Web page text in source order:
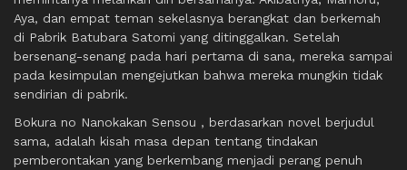
Aya, dan empat teman sekelasnya berangkat dan berkemah
di Pabrik Batubara Satomi yang ditinggalkan. Setelah
bersenang-senang pada hari pertama di sana, mereka sampai
pada kesimpulan mengejutkan bahwa mereka mungkin tidak
sendirian di pabrik.
Bokura no Nanokakan Sensou , berdasarkan novel berjudul
sama, adalah kisah masa depan tentang tindakan
pemberontakan yang berkembang menjadi perang penuh